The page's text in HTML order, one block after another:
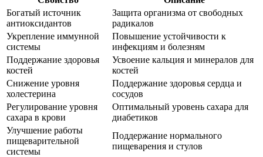
Богатый источник
антиоксидантов
Защита организма от свободных
радикалов
Укрепление иммунной
системы
Повышение устойчивости к
инфекциям и болезням
Поддержание здоровья
костей
Усвоение кальция и минералов для
костей
Снижение уровня
холестерина
Поддержание здоровья сердца и
сосудов
Регулирование уровня
сахара в крови
Оптимальный уровень сахара для
диабетиков
Улучшение работы
пищеварительной
системы
Поддержание нормального
пищеварения и стулов